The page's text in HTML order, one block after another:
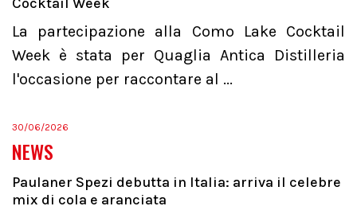
La partecipazione alla Como Lake Cocktail
Week è stata per Quaglia Antica Distilleria
l'occasione per raccontare al ...
30/06/2026
NEWS
Paulaner Spezi debutta in Italia: arriva il celebre
mix di cola e aranciata